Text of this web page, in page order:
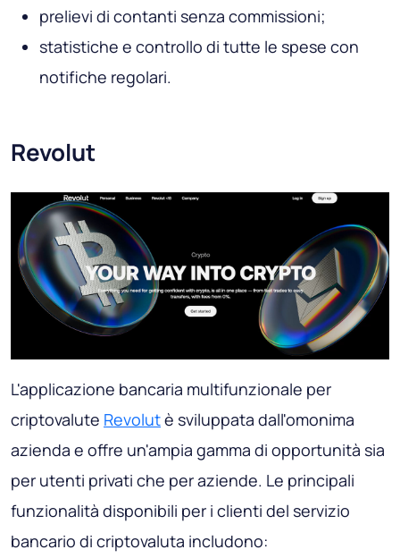
prelievi di contanti senza commissioni;
statistiche e controllo di tutte le spese con
notifiche regolari.
Revolut
L'applicazione bancaria multifunzionale per
criptovalute Revolutè sviluppata dall'omonima
azienda e offre un'ampia gamma di opportunità sia
per utenti privati ​​che per aziende. Le principali
funzionalità disponibili per i clienti del servizio
bancario di criptovaluta includono: